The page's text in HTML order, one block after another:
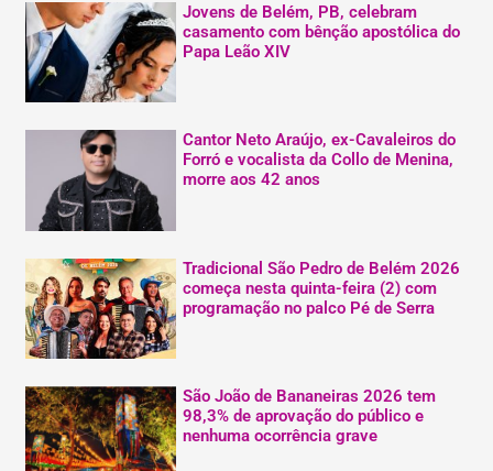
Jovens de Belém, PB, celebram
casamento com bênção apostólica do
Papa Leão XIV
Cantor Neto Araújo, ex-Cavaleiros do
Forró e vocalista da Collo de Menina,
morre aos 42 anos
Tradicional São Pedro de Belém 2026
começa nesta quinta-feira (2) com
programação no palco Pé de Serra
São João de Bananeiras 2026 tem
98,3% de aprovação do público e
nenhuma ocorrência grave